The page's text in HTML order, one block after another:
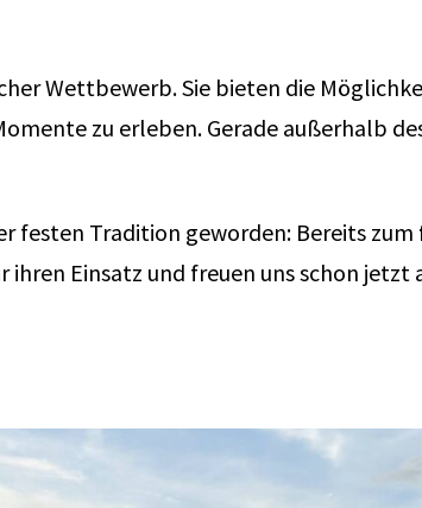
Wettbewerb. Sie bieten die
zu erleben. Gerade außerhalb
festen Tradition geworden: Bereits zum
Einsatz und freuen uns schon jetzt